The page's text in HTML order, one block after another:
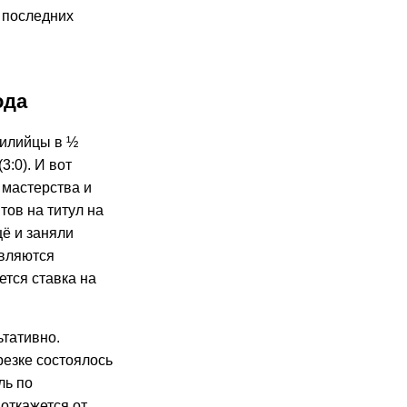
в ½
И вот
и
на титул на
и заняли
ставка на
состоялось
по